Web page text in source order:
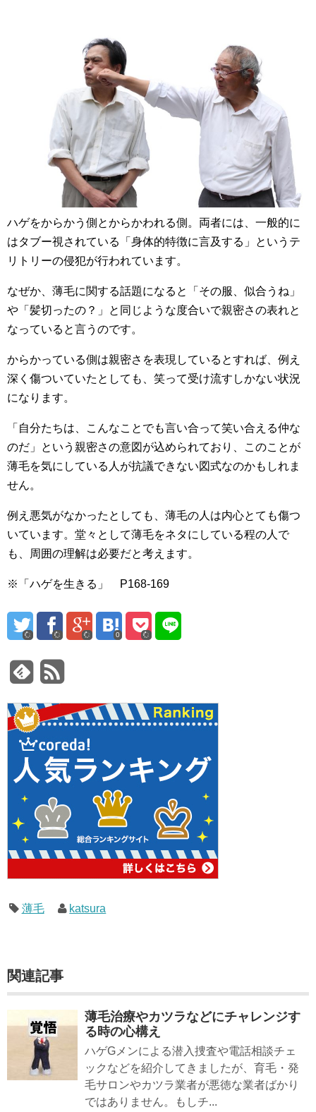
ハゲをからかう側とからかわれる側。両者には、一般的に
はタブー視されている「身体的特徴に言及する」というテ
リトリーの侵犯が行われています。
なぜか、薄毛に関する話題になると「その服、似合うね」
や「髪切ったの？」と同じような度合いで親密さの表れと
なっていると言うのです。
からかっている側は親密さを表現しているとすれば、例え
深く傷ついていたとしても、笑って受け流すしかない状況
になります。
「自分たちは、こんなことでも言い合って笑い合える仲な
のだ」という親密さの意図が込められており、このことが
薄毛を気にしている人が抗議できない図式なのかもしれま
せん。
例え悪気がなかったとしても、薄毛の人は内心とても傷つ
いています。堂々として薄毛をネタにしている程の人で
も、周囲の理解は必要だと考えます。
※「ハゲを生きる」 P168-169
0
薄毛 katsura
関連記事
薄毛治療やカツラなどにチャレンジす
る時の心構え
ハゲGメンによる潜入捜査や電話相談チェ
ックなどを紹介してきましたが、育毛・発
毛サロンやカツラ業者が悪徳な業者ばかり
ではありません。もしチ...